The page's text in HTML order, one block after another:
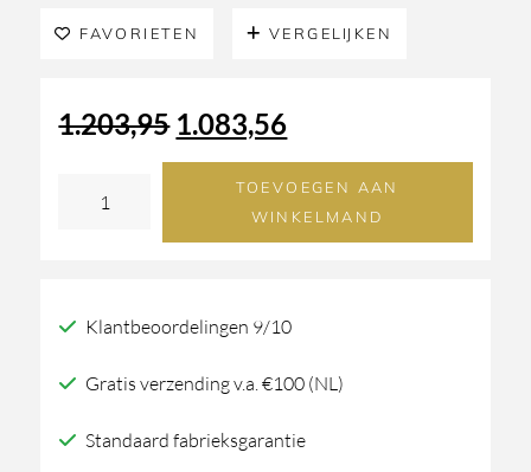
FAVORIETEN VERGELIJKEN
1.203,95 Oorspronkelijke
was:
1.083,56Huidige
prijs
is:
aantal
TOEVOEGEN AAN
WINKELMAND
Klantbeoordelingen 9/10
Gratis verzending v.a. €100 (NL)
Standaard fabrieksgarantie